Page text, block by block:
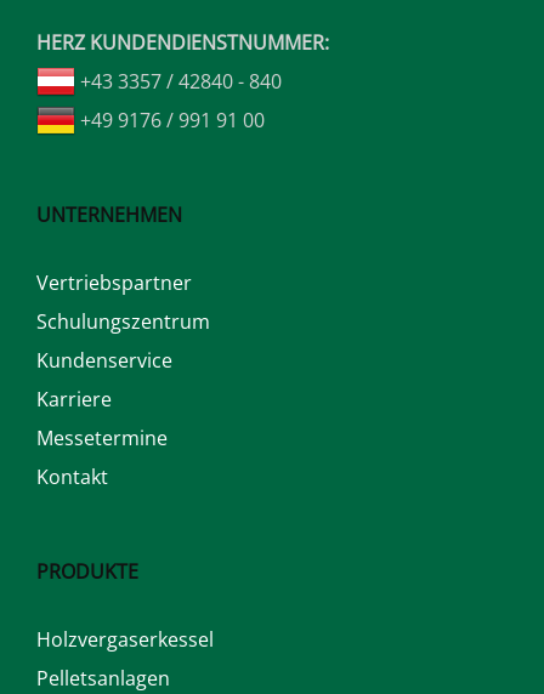
HERZ KUNDENDIENSTNUMMER:
+43 3357 / 42840 - 840
+49 9176 / 991 91 00
UNTERNEHMEN
Vertriebspartner
Schulungszentrum
Kundenservice
Karriere
Messetermine
Kontakt
PRODUKTE
Holzvergaserkessel
Pelletsanlagen